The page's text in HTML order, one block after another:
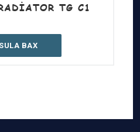
TG C1
BAX